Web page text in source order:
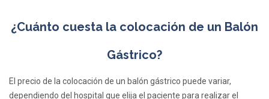
¿Cuánto cuesta la colocación de un Balón
Gástrico?
El precio de la colocación de un balón gástrico puede variar,
dependiendo del hospital que elija el paciente para realizar el